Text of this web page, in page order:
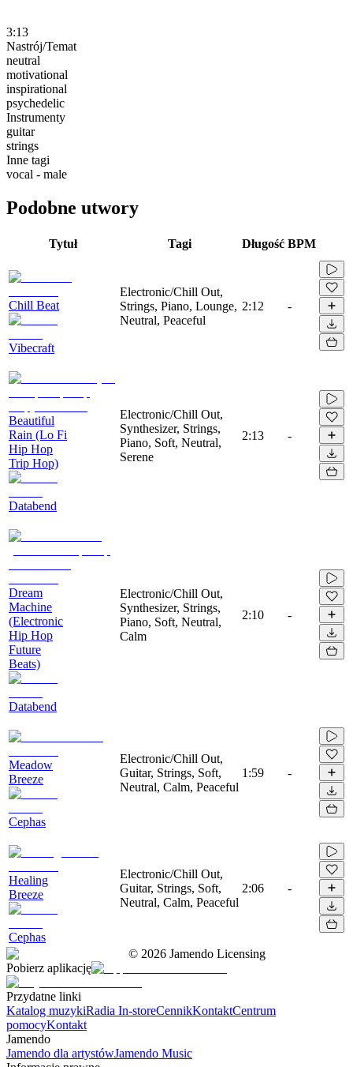
3:13
Nastrój/Temat
neutral
motivational
inspirational
psychedelic
Instrumenty
guitar
strings
Inne tagi
vocal - male
Podobne utwory
Tytuł Tagi Długość BPM
Chill Beat
Vibecraft
Electronic/Chill Out,
Strings, Piano, Lounge,
Neutral, Peaceful
2:12 -
Beautiful
Rain (Lo Fi
Hip Hop
Trip Hop)
Databend
Electronic/Chill Out,
Synthesizer, Strings,
Piano, Soft, Neutral,
Serene
2:13 -
Dream
Machine
(Electronic
Hip Hop
Future
Beats)
Databend
Electronic/Chill Out,
Synthesizer, Strings,
Piano, Soft, Neutral,
Calm
2:10 -
Meadow
Breeze
Cephas
Electronic/Chill Out,
Guitar, Strings, Soft,
Neutral, Calm, Peaceful
1:59 -
Healing
Breeze
Cephas
Electronic/Chill Out,
Guitar, Strings, Soft,
Neutral, Calm, Peaceful
2:06 -
© 2026 Jamendo Licensing
Pobierz aplikację
Przydatne linki
Katalog muzykiRadia In-storeCennikKontaktCentrum
pomocyKontakt
Jamendo
Jamendo dla artystówJamendo Music